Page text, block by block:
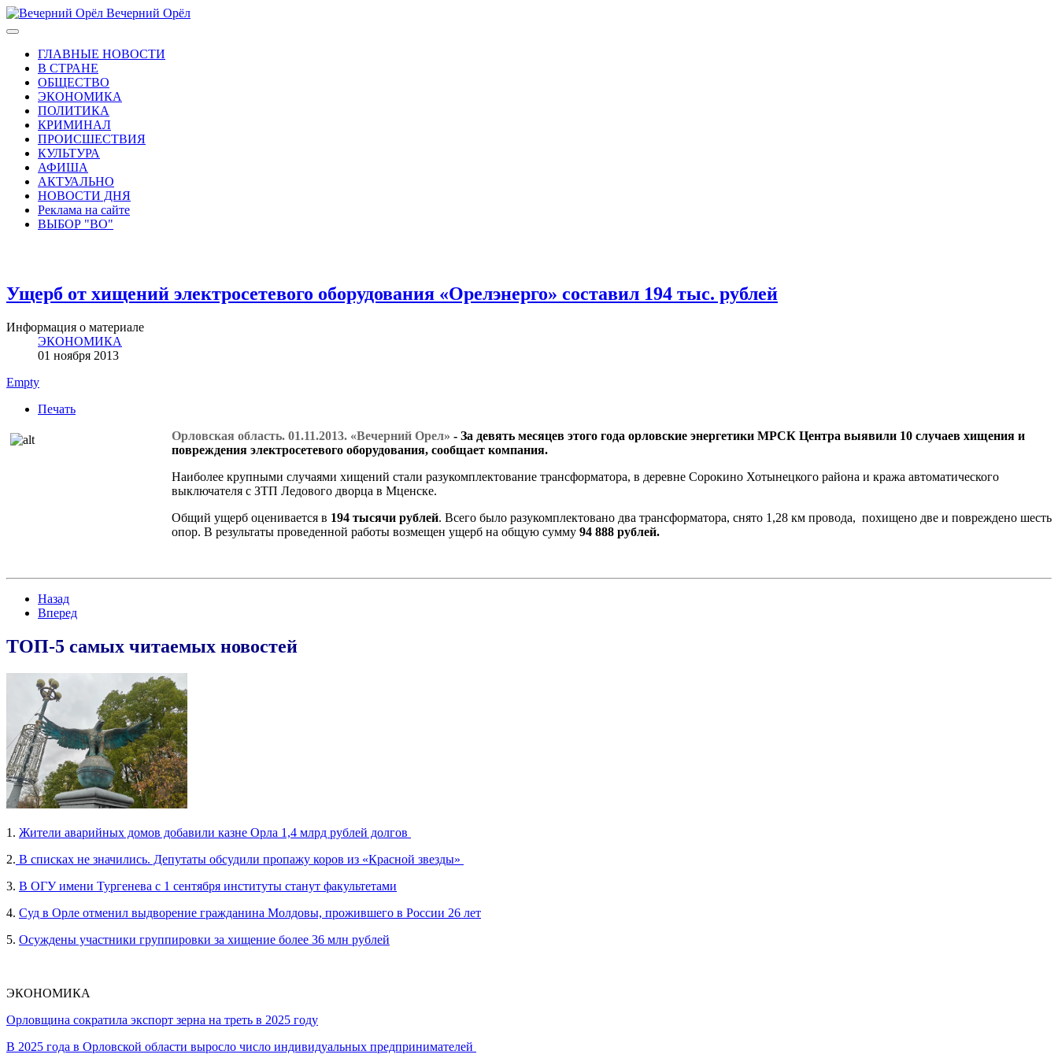
Вечерний Орёл
ГЛАВНЫЕ НОВОСТИ
В СТРАНЕ
ОБЩЕСТВО
ЭКОНОМИКА
ПОЛИТИКА
КРИМИНАЛ
ПРОИСШЕСТВИЯ
КУЛЬТУРА
АФИША
АКТУАЛЬНО
НОВОСТИ ДНЯ
Реклама на сайте
ВЫБОР "ВО"
Ущерб от хищений электросетевого оборудования «Орелэнерго» составил 194 тыс. рублей
Информация о материале
ЭКОНОМИКА
01 ноября 2013
Empty
Печать
Орловская область. 01.11.2013. «Вечерний Орел» - За девять месяцев этого года орловские энергетики МРСК Центра выявили 10 случаев хищения и
повреждения электросетевого оборудования, сообщает компания.
Наиболее крупными случаями хищений стали разукомплектование трансформатора, в деревне Сорокино Хотынецкого района и кража автоматического
выключателя с ЗТП Ледового дворца в Мценске.
Общий ущерб оценивается в 194 тысячи рублей. Всего было разукомплектовано два трансформатора, снято 1,28 км провода, похищено две и повреждено шесть
опор. В результаты проведенной работы возмещен ущерб на общую сумму 94 888 рублей.
Назад
Вперед
ТОП-5 самых читаемых новостей
1. Жители аварийных домов добавили казне Орла 1,4 млрд рублей долгов
2. В списках не значились. Депутаты обсудили пропажу коров из «Красной звезды»
3. В ОГУ имени Тургенева с 1 сентября институты станут факультетами
4. Суд в Орле отменил выдворение гражданина Молдовы, прожившего в России 26 лет
5. Осуждены участники группировки за хищение более 36 млн рублей
ЭКОНОМИКА
Орловщина сократила экспорт зерна на треть в 2025 году
В 2025 года в Орловской области выросло число индивидуальных предпринимателей